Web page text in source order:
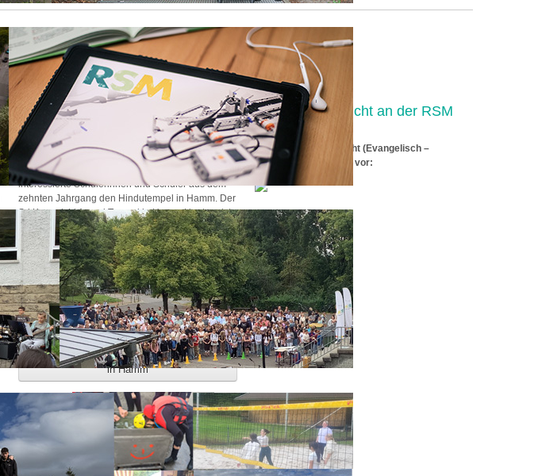
Besuch des Hindutempels in
Hamm
Am Dienstag, den 28. November 2023 besuchten
interessierte Schülerinnen und Schüler aus dem
zehnten Jahrgang den Hindutempel in Hamm. Der
Sri Kamadchi Ampal Tempel in Hamm-Uentrop ist
der größte tamilische Tempel in Europa und
ermöglichte den Jugendlichen, Eindrücke aus
einer anderen Religion, verbunden mit kulturellen
Einflüssen, zu sammeln. Die Gruppe wurde durch
den Tempel geführt und erhielt viele Informationen
über die Entstehung des Gebäudes, die
unterschiedlichen Götter sowie Rituale und
Bräuche.
Weiterlesen: Besuch des Hindutempels
in Hamm
Religionsunterricht an der RSM
Der Religionsunterricht (Evangelisch –
Katholisch) stellt sich vor: